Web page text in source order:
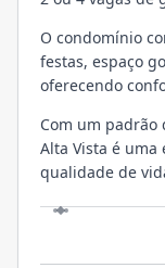
O condomínio
festas, espaço
oferecendo
Com um padrão
Alta Vista é uma
qualidade de